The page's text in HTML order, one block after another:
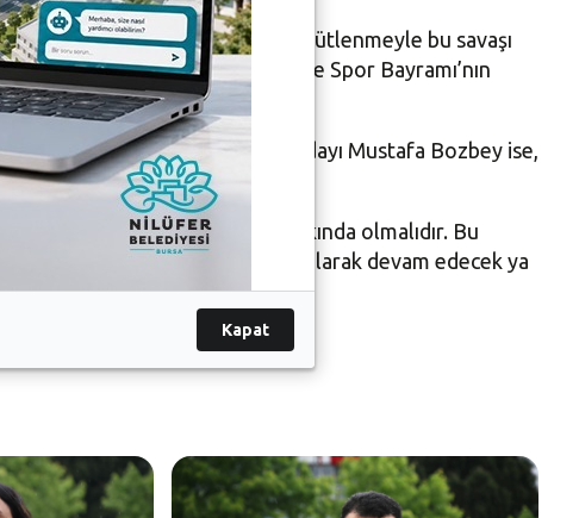
“Ulu önder güçlü bir örgütlenmeyle bu savaşı
Atatürk’ü Anma Gençlik ve Spor Bayramı’nın
Belediyesi Başkanı adayı Mustafa Bozbey ise,
Herkes bunun farkında olmalıdır. Bu
bu ülke Türkiye Cumhuriyeti olarak devam edecek ya
Kapat